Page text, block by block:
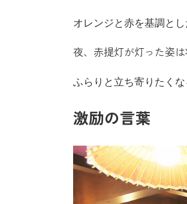
オレンジと赤を基調とし
夜、赤提灯が灯った姿
ふらりと立ち寄りたくな
激励の言葉